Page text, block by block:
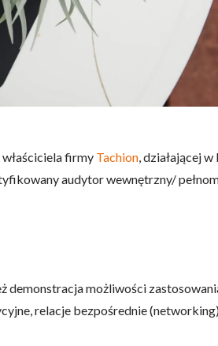
firmy Tachion, działającej w
audytor wewnętrzny/
demonstracja możliwości
relacje bezpośrednie